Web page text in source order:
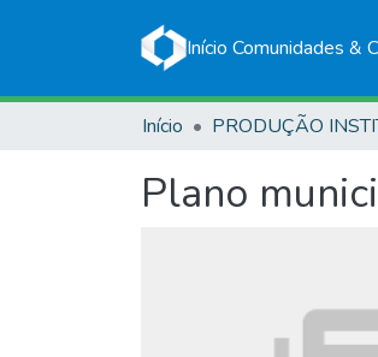
Início Comunidades &
Início
Plano